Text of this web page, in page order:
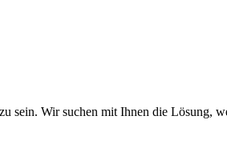
sein. Wir suchen mit Ihnen die Lösung,